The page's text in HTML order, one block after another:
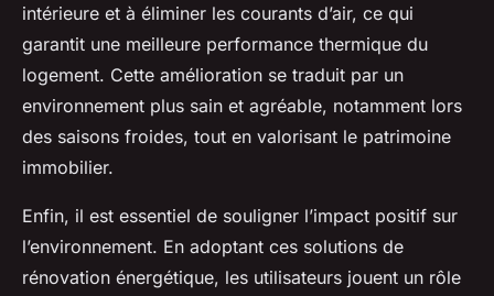
intérieure et à éliminer les courants d’air, ce qui
garantit une meilleure performance thermique du
logement. Cette amélioration se traduit par un
environnement plus sain et agréable, notamment lors
des saisons froides, tout en valorisant le patrimoine
immobilier.
Enfin, il est essentiel de souligner l’impact positif sur
l’environnement. En adoptant ces solutions de
rénovation énergétique, les utilisateurs jouent un rôle